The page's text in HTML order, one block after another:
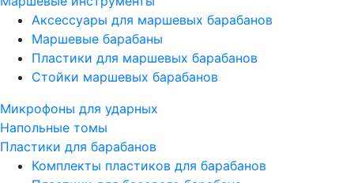
Аксессуары для маршевых барабанов
Маршевые барабаны
Пластики для маршевых барабанов
Стойки маршевых барабанов
Микрофоны для ударных
Напольные томы
Пластики для барабанов
Комплекты пластиков для барабанов